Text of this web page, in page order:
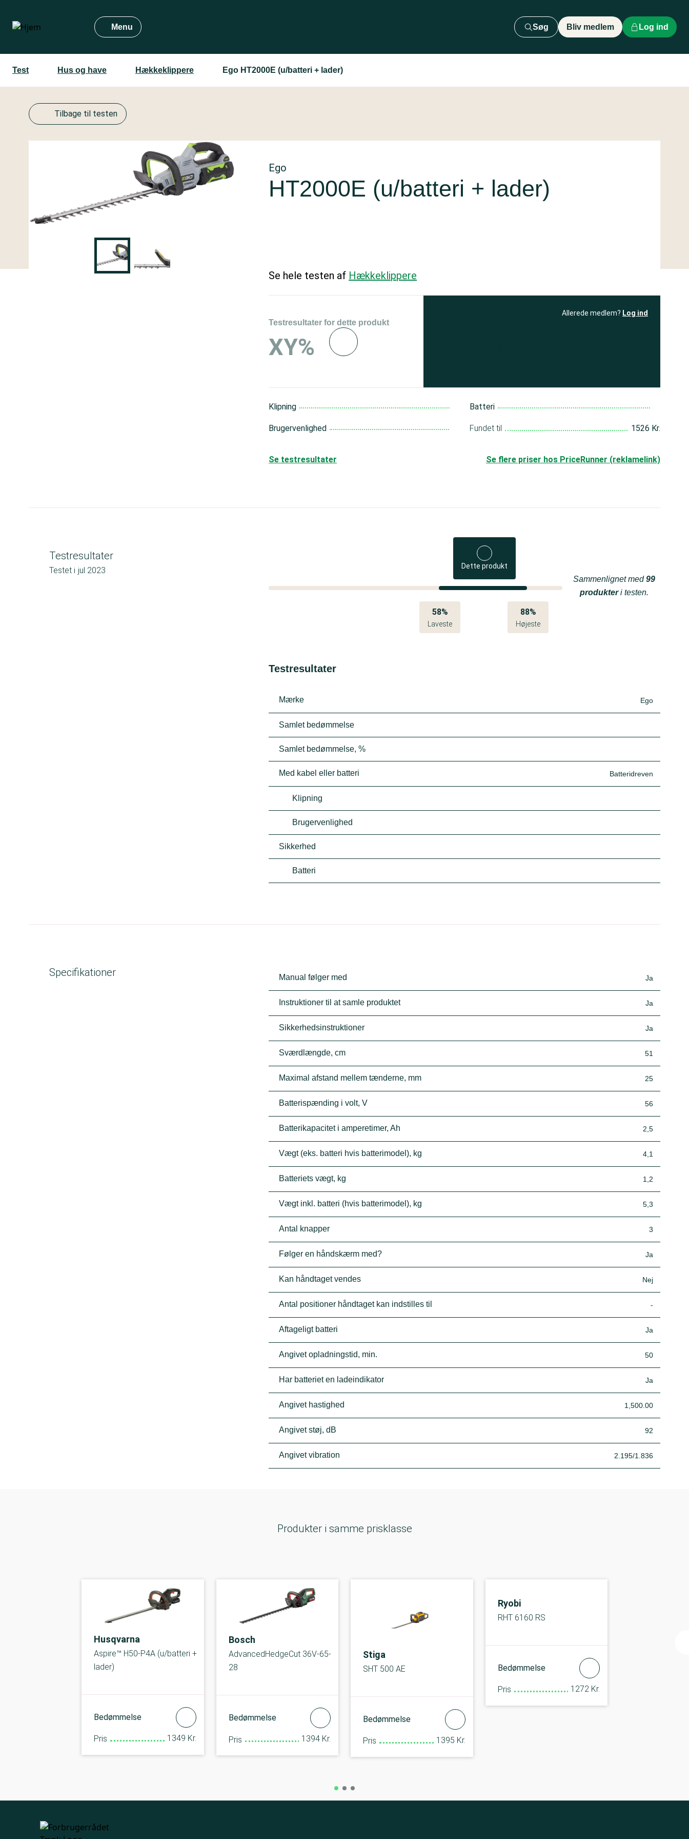
hovedindhold
Menu Søg Bliv medlem Log ind
Test Hus og have Hækkeklippere Ego HT2000E (u/batteri + lader)
Tilbage til testen
Ego
HT2000E (u/batteri + lader)
Se hele testen af Hækkeklippere
Testresultater for dette produkt
XY%
Allerede medlem? Log ind
Klipning
Brugervenlighed
Batteri
Fundet til 1526 Kr.
Se flere priser hos PriceRunner (reklamelink)
Se testresultater
Testresultater
Testet i jul 2023 Dette produkt
58%
Laveste
88%
Højeste
Sammenlignet med99
produkteri testen.
Testresultater
Mærke Ego
Samlet bedømmelse
Samlet bedømmelse, %
Med kabel eller batteri Batteridreven
Klipning
Brugervenlighed
Sikkerhed
Batteri
Specifikationer Manual følger med Ja
Instruktioner til at samle produktet Ja
Sikkerhedsinstruktioner Ja
Sværdlængde, cm 51
Maximal afstand mellem tænderne, mm 25
Batterispænding i volt, V 56
Batterikapacitet i amperetimer, Ah 2,5
Vægt (eks. batteri hvis batterimodel), kg 4,1
Batteriets vægt, kg 1,2
Vægt inkl. batteri (hvis batterimodel), kg 5,3
Antal knapper 3
Følger en håndskærm med? Ja
Kan håndtaget vendes Nej
Antal positioner håndtaget kan indstilles til -
Aftageligt batteri Ja
Angivet opladningstid, min. 50
Har batteriet en ladeindikator Ja
Angivet hastighed 1,500.00
Angivet støj, dB 92
Angivet vibration 2.195/1.836
Produkter i samme prisklasse
Husqvarna
Aspire™ H50-P4A (u/batteri +
lader)
Bedømmelse
Pris 1349 Kr.
Bosch
AdvancedHedgeCut 36V-65-
28
Bedømmelse
Pris 1394 Kr.
Stiga
SHT 500 AE
Bedømmelse
Pris 1395 Kr.
Ryobi
RHT 6160 RS
Bedømmelse
Pris 1272 Kr.